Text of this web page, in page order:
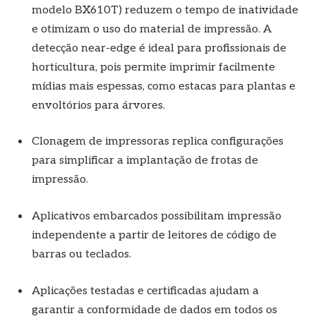
modelo BX610T) reduzem o tempo de inatividade
e otimizam o uso do material de impressão. A
detecção near-edge é ideal para profissionais de
horticultura, pois permite imprimir facilmente
mídias mais espessas, como estacas para plantas e
envoltórios para árvores.
Clonagem de impressoras replica configurações
para simplificar a implantação de frotas de
impressão.
Aplicativos embarcados possibilitam impressão
independente a partir de leitores de código de
barras ou teclados.
Aplicações testadas e certificadas ajudam a
garantir a conformidade de dados em todos os